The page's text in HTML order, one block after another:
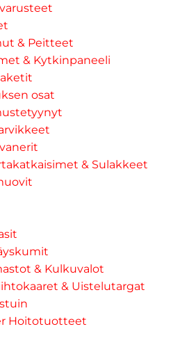
& Peitteet
& Kytkinpaneeli
osat
& Sulakkeet
& Kulkuvalot
& Uistelutargat
Hoitotuotteet